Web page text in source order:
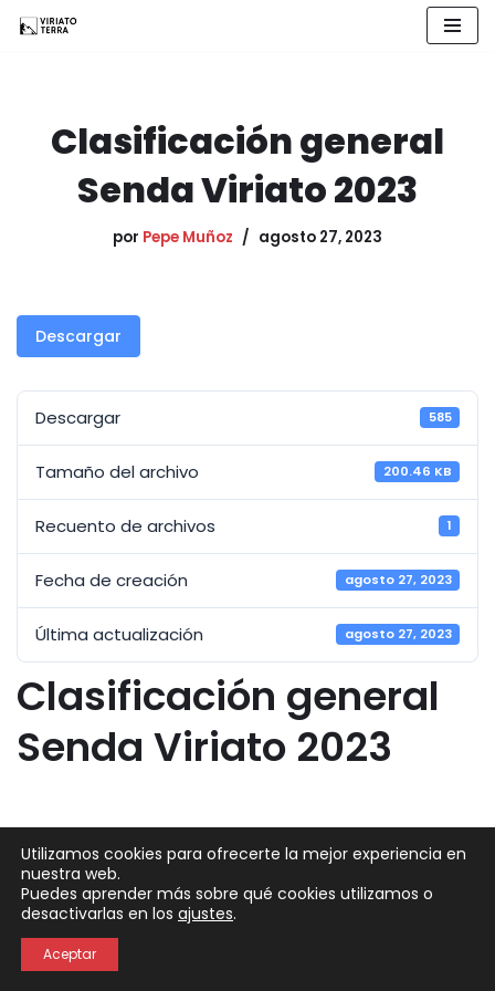
Clasificación general
Senda Viriato 2023
por Pepe Muñoz agosto 27, 2023
Descargar
Descargar 585
Tamaño del archivo 200.46 KB
Recuento de archivos 1
Fecha de creación agosto 27, 2023
Última actualización agosto 27, 2023
Clasificación general
Senda Viriato 2023
Neve| Funciona gracias aWordPress
Política de Privacidad
Utilizamos cookies para ofrecerte la mejor experiencia en
nuestra web.
Puedes aprender más sobre qué cookies utilizamos o
desactivarlas en los ajustes.
Aceptar